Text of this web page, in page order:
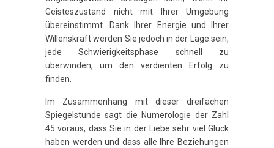
Geisteszustand nicht mit Ihrer Umgebung
übereinstimmt. Dank Ihrer Energie und Ihrer
Willenskraft werden Sie jedoch in der Lage sein,
jede Schwierigkeitsphase schnell zu
überwinden, um den verdienten Erfolg zu
finden.
Im Zusammenhang mit dieser dreifachen
Spiegelstunde sagt die Numerologie der Zahl
45 voraus, dass Sie in der Liebe sehr viel Glück
haben werden und dass alle Ihre Beziehungen